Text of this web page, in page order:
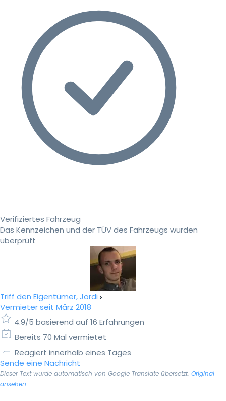
Verifiziertes Fahrzeug
Das Kennzeichen und der TÜV des Fahrzeugs wurden
überprüft
Triff den Eigentümer, Jordi
Vermieter seit März 2018
4.9/5 basierend auf 16 Erfahrungen
Bereits 70 Mal vermietet
Reagiert innerhalb eines Tages
Sende eine Nachricht
Dieser Text wurde automatisch von Google Translate übersetzt. Original
ansehen